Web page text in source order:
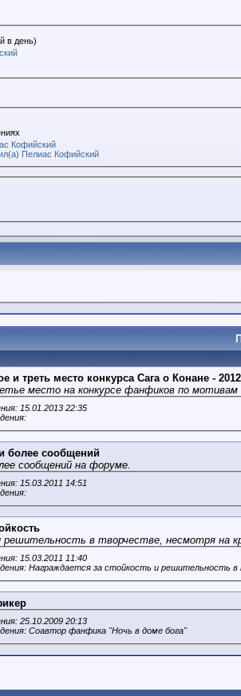
в день)
Кофийский
Пелиас Кофийский
и треть место конкурса Сага о Конане - 2012
место на конкурсе фанфиков по мотивам
15.01.2013 22:35
более сообщений
сообщений на форуме.
15.03.2011 14:51
в творчестве, несмотря на
15.03.2011 11:40
Награждается за стойкость и решительность
25.10.2009 20:13
Соавтор фанфика "Ночь в доме бога"